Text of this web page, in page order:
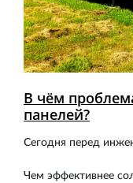
В чём
панелей?
Сегодня перед
Чем эффективнее